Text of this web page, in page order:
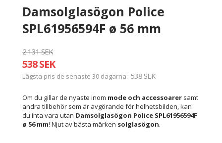
Damsolglasögon Police
SPL61956594F ø 56 mm
2 131 SEK
538 SEK
Lägsta pris de senaste 30 dagarna 538 SEK
Om du gillar de nyaste inom mode och accessoarer samt
andra tillbehör som är avgörande för helhetsbilden, kan
du inta vara utan Damsolglasögon Police SPL61956594F
ø 56 mm! Njut av bästa märken solglasögon.